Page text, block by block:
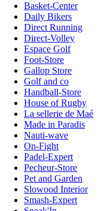
Basket-Center
Daily Bikers
Direct Running
Direct-Volley
Espace Golf
Foot-Store
Gallop Store
Golf and co
Handball-Store
House of Rugby
La sellerie de Maé
Made in Paradis
Nauti-wave
On-Fight
Padel-Expert
Pecheur-Store
Pet and Garden
Slowood Interior
Smash-Expert